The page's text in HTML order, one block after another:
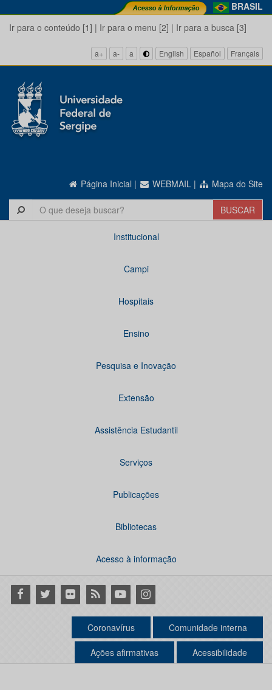
BRASIL
Ir para o conteúdo [1] | Ir para o menu [2] | Ir para a busca [3]
a+ a- a English Español Français
Página Inicial | WEBMAIL | Mapa do Site
Institucional
Campi
Hospitais
Ensino
Pesquisa e Inovação
Extensão
Assistência Estudantil
Serviços
Publicações
Bibliotecas
Acesso à informação
Facebook
Twitter Flickr RSS YoutubeInstagram
Coronavírus Comunidade interna
Ações afirmativas Acessibilidade